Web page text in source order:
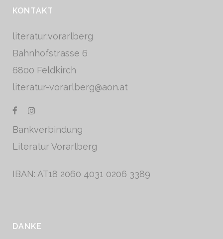
KONTAKT
literatur:vorarlberg
Bahnhofstrasse 6
6800 Feldkirch
literatur-vorarlberg@aon.at
Bankverbindung
Literatur Vorarlberg
IBAN: AT18 2060 4031 0206 3389
DANKE